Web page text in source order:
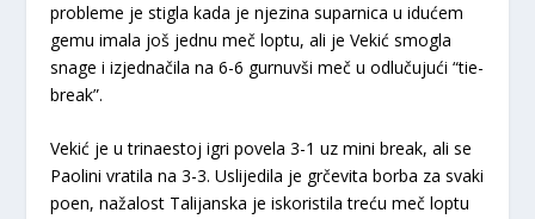
probleme je stigla kada je njezina suparnica u idućem
gemu imala još jednu meč loptu, ali je Vekić smogla
snage i izjednačila na 6-6 gurnuvši meč u odlučujući “tie-
break”.
Vekić je u trinaestoj igri povela 3-1 uz mini break, ali se
Paolini vratila na 3-3. Uslijedila je grčevita borba za svaki
poen, nažalost Talijanska je iskoristila treću meč loptu